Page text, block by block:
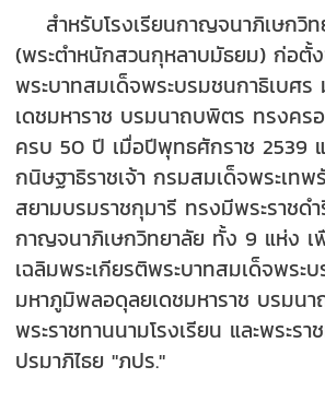
สำหรับโรงเรียนกาญจนาภิเษกวิ
(พระตำหนักสวนกุหลาบมัธยม) ก่อตั้
พระบาทสมเด็จพระบรมชนกาธิเบศ
เดชมหาราช บรมนาถบพิตร ทรงคร
ครบ 50 ปี เมื่อปีพุทธศักราช 2539
กนิษฐาธิราชเจ้า กรมสมเด็จพระเท
สยามบรมราชกุมารี ทรงมีพระราชดำ
กาญจนาภิเษกวิทยาลัย ทั้ง 9 แห่ง เ
เฉลิมพระเกียรติพระบาทสมเด็จพระ
มหาภูมิพลอดุลยเดชมหาราช บรมน
พระราชทานนามโรงเรียน และพระร
ปรมาภิไธย "ภปร."